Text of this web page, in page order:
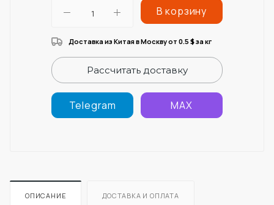
В корзину
Доставка из Китая в Москву от 0.5 $за кг
Рассчитать доставку
Telegram MAX
ОПИСАНИЕ ДОСТАВКА И ОПЛАТА